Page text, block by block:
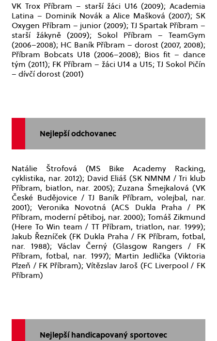
VK Trox Příbram – starší žáci U16 (2009); Academia
Latina – Dominik Novák a Alice Mašková (2007); SK
Oxygen Příbram – junior (2009); TJ Spartak Příbram –
starší žákyně (2009); Sokol Příbram – TeamGym
(2006–2008); HC Baník Příbram – dorost (2007, 2008);
Příbram Bobcats U18 (2006–2008); Bios fit – dance
tým (2011); FK Příbram – žáci U14 a U15; TJ Sokol Pičín
– dívčí dorost (2001)
Nejlepší odchovanec
Natálie Štrofová (MS Bike Academy Racking,
cyklistika, nar. 2012); David Eliáš (SK NMNM / Tri klub
Příbram, biatlon, nar. 2005); Zuzana Šmejkalová (VK
České Budějovice / TJ Baník Příbram, volejbal, nar.
2001); Veronika Novotná (ACS Dukla Praha / PK
Příbram, moderní pětiboj, nar. 2000); Tomáš Zikmund
(Here To Win team / TT Příbram, triatlon, nar. 1999);
Jakub Řezníček (FK Dukla Praha / FK Příbram, fotbal,
nar. 1988); Václav Černý (Glasgow Rangers / FK
Příbram, fotbal, nar. 1997); Martin Jedlička (Viktoria
Plzeň / FK Příbram); Vítězslav Jaroš (FC Liverpool / FK
Příbram)
Nejlepší handicapovaný sportovec